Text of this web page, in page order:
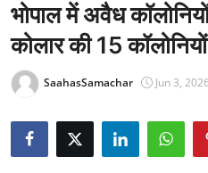
अंतराष्ट्रीय
Epaper
भोपाल में अवैध
कोलार की 15
SaahasSamachar Jun 3,